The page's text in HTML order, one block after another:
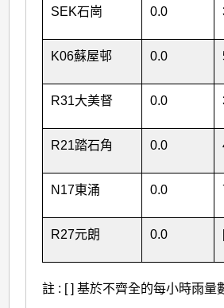
SEK石崗 0.0
K06蘇屋邨 0.0
R31大美督 0.0
R21踏石角 0.0
N17東涌 0.0
R27元朗 0.0
註 : [ ] 基於不齊全的每小時雨量